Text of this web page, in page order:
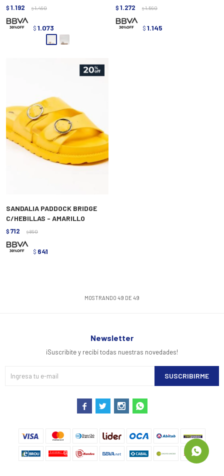
$ 1.192 $ 1.490
$ 1.073
$ 1.272 $ 1.590
$ 1.145
SANDALIA PADDOCK BRIDGE
C/HEBILLAS - AMARILLO
$ 712 $ 890
$ 641
MOSTRANDO 49 DE 49
Newsletter
¡Suscribite y recibí todas nuestras novedades!
SUSCRIBIRME
   